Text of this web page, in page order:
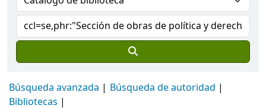
Búsqueda avanzada
Búsqueda de autoridad
Bibliotecas